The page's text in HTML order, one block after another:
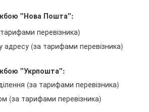
"Нова Пошта":
перевізника)
адресу (за тарифами перевізника)
"Укрпошта":
(за тарифами перевізника)
(за тарифами перевізника)